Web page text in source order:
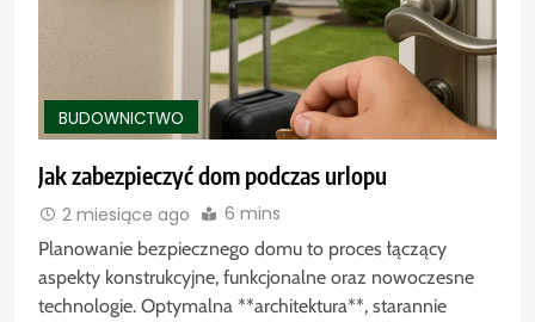
BUDOWNICTWO
Jak zabezpieczyć dom podczas urlopu
2 miesiące ago 6 mins
Planowanie bezpiecznego domu to proces łączący
aspekty konstrukcyjne, funkcjonalne oraz nowoczesne
technologie. Optymalna **architektura**, starannie